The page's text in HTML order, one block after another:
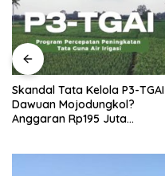
Skandal Tata Kelola P3-TGAI
Dawuan Mojodungkol?
Anggaran Rp195 Juta